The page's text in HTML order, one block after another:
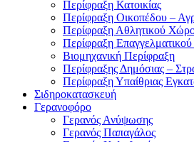
Περίφραξη Κατοικίας
Περίφραξη Οικοπέδου –
Περίφραξη Αθλητικού
Περίφραξη
Βιομηχανική Περίφραξη
Περίφραξης Δημόσιας –
Περίφραξη Υπαίθριας
Σιδηροκατασκευή
Γερανοφόρο
Γερανός Ανύψωσης
Γερανός Παπαγάλος